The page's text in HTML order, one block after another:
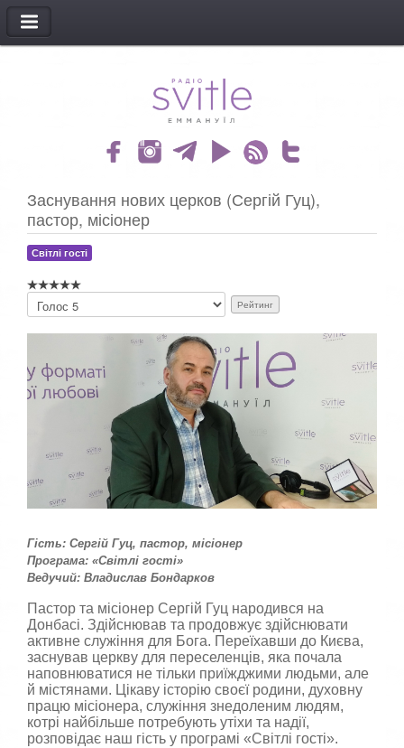
Заснування нових церков (Сергій Гуц),
пастор, місіонер
Світлі гості
у
д
л
а
с
о
т
в
т
е
ц
і
н
к
у
Гість: Сергій Гуц, пастор, місіонер
Програма: «Світлі гості»
Ведучий: Владислав Бондарков
Пастор та місіонер Сергій Гуц народився на
Донбасі. Здійснював та продовжує здійснювати
активне служіння для Бога. Переїхавши до Києва,
заснував церкву для переселенців, яка почала
наповнюватися не тільки приїжджими людьми, але
й містянами. Цікаву історію своєї родини, духовну
працю місіонера, служіння знедоленим людям,
котрі найбільше потребують утіхи та надії,
розповідає наш гість у програмі «Світлі гості».